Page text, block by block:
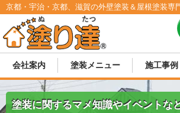
京都・宇治・京都、滋賀の外壁塗装＆屋根塗装専
会社案内 塗装メニュー 施工事例
塗装に関するマメ知識やイベントな